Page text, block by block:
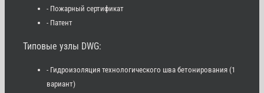
- Пожарный сертификат
- Патент
Типовые узлы DWG:
- Гидроизоляция технологического шва бетонирования (1
вариант)